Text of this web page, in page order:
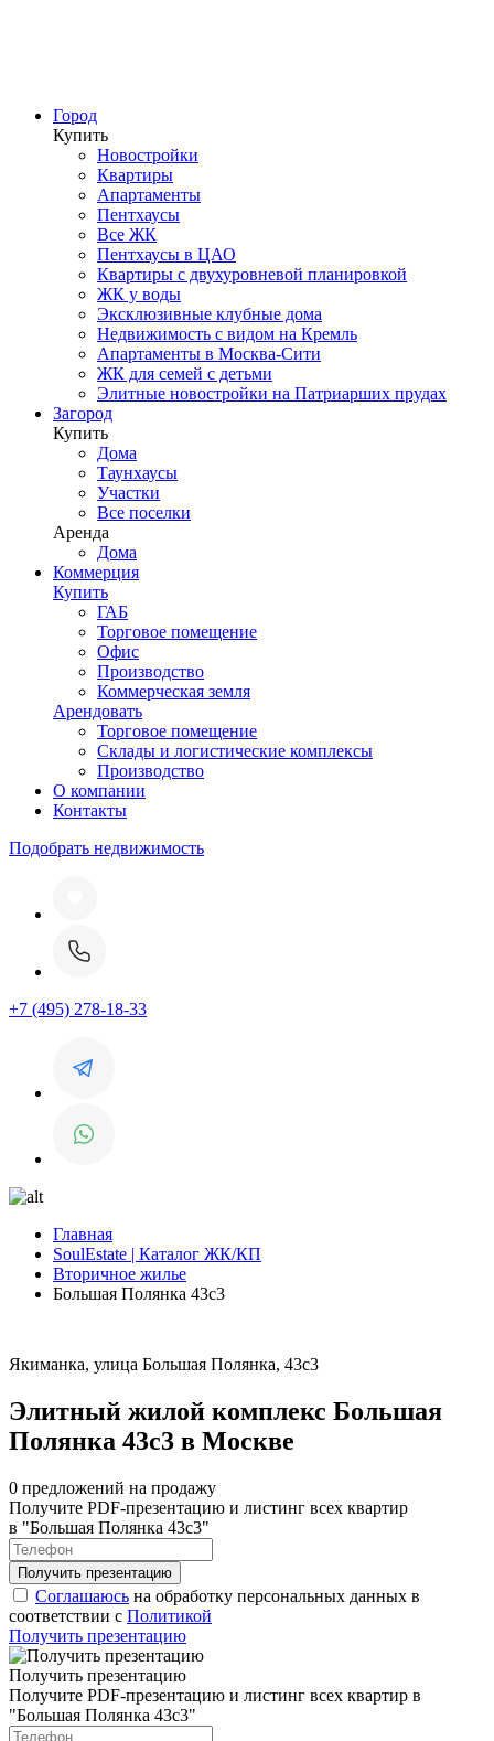
Город
Купить
Новостройки
Квартиры
Апартаменты
Пентхаусы
Все ЖК
Пентхаусы в ЦАО
Квартиры с двухуровневой планировкой
ЖК у воды
Эксклюзивные клубные дома
Недвижимость с видом на Кремль
Апартаменты в Москва-Сити
ЖК для семей с детьми
Элитные новостройки на Патриарших прудах
Загород
Купить
Дома
Таунхаусы
Участки
Все поселки
Аренда
Дома
Коммерция
Купить
ГАБ
Торговое помещение
Офис
Производство
Коммерческая земля
Арендовать
Торговое помещение
Склады и логистические комплексы
Производство
О компании
Контакты
Подобрать недвижимость
+7 (495) 278-18-33
Главная
SoulEstate | Каталог ЖК/КП
Вторичное жилье
Большая Полянка 43с3
Якиманка, улица Большая Полянка, 43с3
Элитный жилой комплекс Большая
Полянка 43с3 в Москве
0 предложений на продажу
Получите PDF-презентацию и листинг всех квартир
в "Большая Полянка 43с3"
Соглашаюсь на обработку персональных данных в
соответствии с Политикой
Получить презентацию
Получить презентацию
Получите PDF-презентацию и листинг всех квартир в
"Большая Полянка 43с3"